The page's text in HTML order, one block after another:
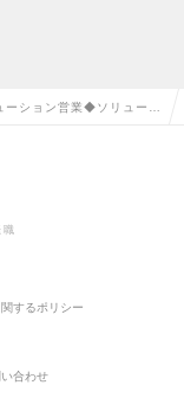
ーション営業◆ソリューシ
職
するポリシー
合わせ